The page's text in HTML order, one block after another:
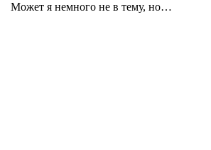
Может я немного не в тему, но…